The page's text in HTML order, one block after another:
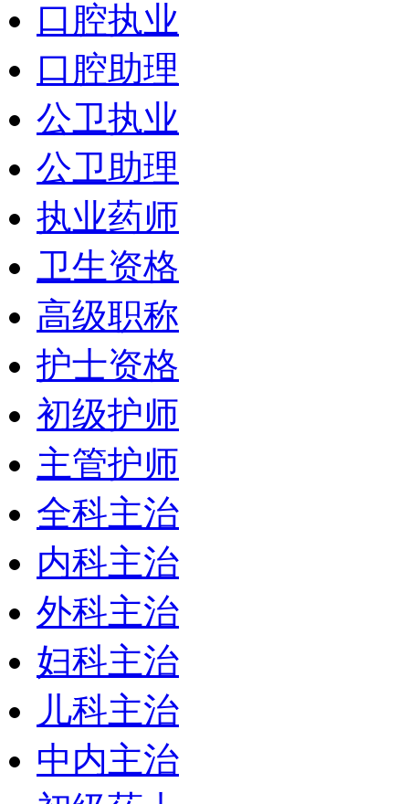
口腔执业
口腔助理
公卫执业
公卫助理
执业药师
卫生资格
高级职称
护士资格
初级护师
主管护师
全科主治
内科主治
外科主治
妇科主治
儿科主治
中内主治